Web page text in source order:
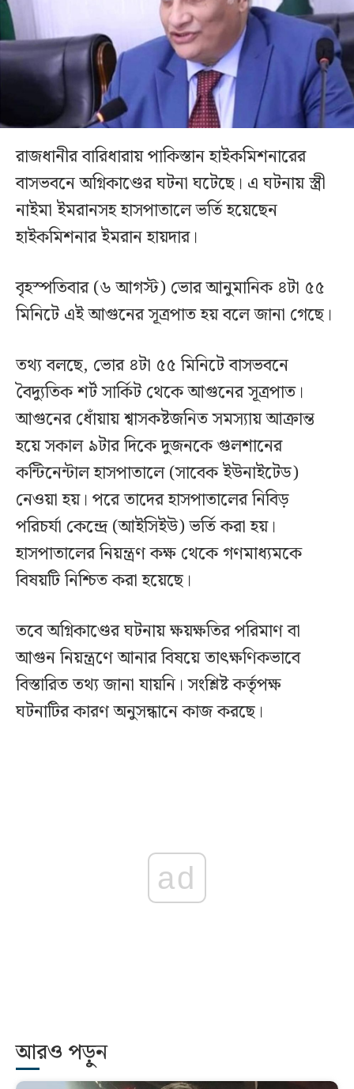
রাজধানীর বারিধারায় পাকিস্তান হাইকমিশনারের
বাসভবনে অগ্নিকাণ্ডের ঘটনা ঘটেছে। এ ঘটনায় স্ত্রী
নাইমা ইমরানসহ হাসপাতালে ভর্তি হয়েছেন
হাইকমিশনার ইমরান হায়দার।
বৃহস্পতিবার (৬ আগস্ট) ভোর আনুমানিক ৪টা ৫৫
মিনিটে এই আগুনের সূত্রপাত হয় বলে জানা গেছে।
তথ্য বলছে, ভোর ৪টা ৫৫ মিনিটে বাসভবনে
বৈদ্যুতিক শর্ট সার্কিট থেকে আগুনের সূত্রপাত।
আগুনের ধোঁয়ায় শ্বাসকষ্টজনিত সমস্যায় আক্রান্ত
হয়ে সকাল ৯টার দিকে দুজনকে গুলশানের
কন্টিনেন্টাল হাসপাতালে (সাবেক ইউনাইটেড)
নেওয়া হয়। পরে তাদের হাসপাতালের নিবিড়
পরিচর্যা কেন্দ্রে (আইসিইউ) ভর্তি করা হয়।
হাসপাতালের নিয়ন্ত্রণ কক্ষ থেকে গণমাধ্যমকে
বিষয়টি নিশ্চিত করা হয়েছে।
তবে অগ্নিকাণ্ডের ঘটনায় ক্ষয়ক্ষতির পরিমাণ বা
আগুন নিয়ন্ত্রণে আনার বিষয়ে তাৎক্ষণিকভাবে
বিস্তারিত তথ্য জানা যায়নি। সংশ্লিষ্ট কর্তৃপক্ষ
ঘটনাটির কারণ অনুসন্ধানে কাজ করছে।
ad
আরও পড়ুন